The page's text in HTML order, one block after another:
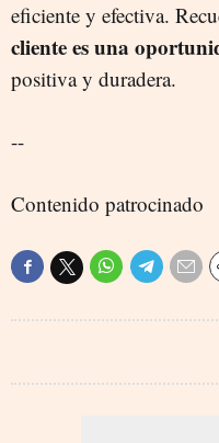
eficiente y efectiva.
cliente es una
positiva y duradera.
--
Contenido patrocinado